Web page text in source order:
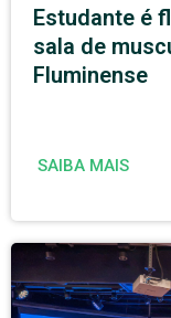
Estudante é
sala de
Fluminense
SAIBA MAIS